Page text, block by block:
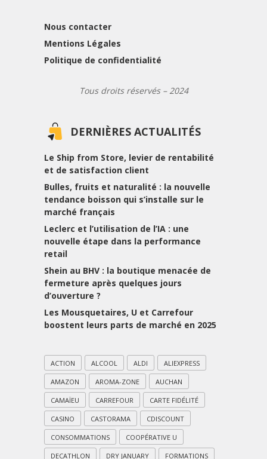
Nous contacter
Mentions Légales
Politique de confidentialité
Tous droits réservés – 2024
DERNIÈRES ACTUALITÉS
Le Ship from Store, levier de rentabilité
et de satisfaction client
Bulles, fruits et naturalité : la nouvelle
tendance boisson qui s’installe sur le
marché français
Leclerc et l’utilisation de l’IA : une
nouvelle étape dans la performance
retail
Shein au BHV : la boutique menacée de
fermeture après quelques jours
d’ouverture ?
Les Mousquetaires, U et Carrefour
boostent leurs parts de marché en 2025
ACTION ALCOOL ALDI ALIEXPRESS
AMAZON AROMA-ZONE AUCHAN
CAMAÏEU CARREFOUR CARTE FIDÉLITÉ
CASINO CASTORAMA CDISCOUNT
CONSOMMATIONS COOPÉRATIVE U
DECATHLON DRY JANUARY FORMATIONS